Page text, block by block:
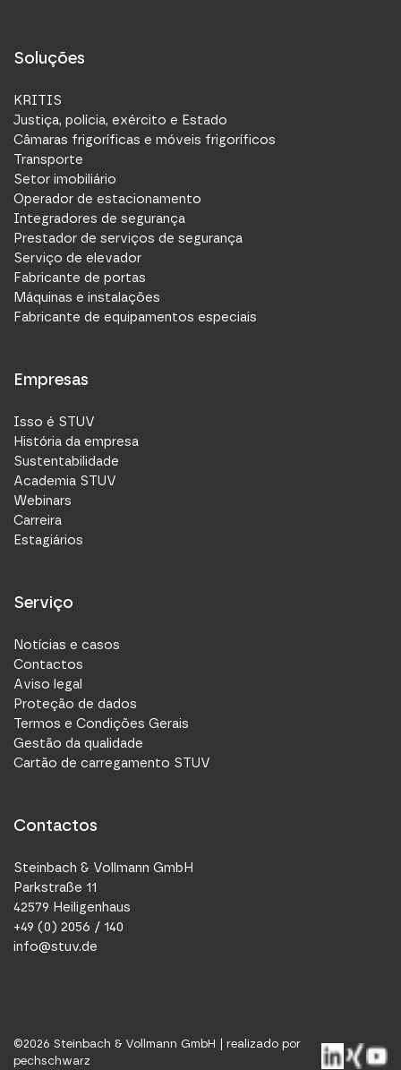
Soluções
KRITIS
Justiça, polícia, exército e Estado
Câmaras frigoríficas e móveis frigoríficos
Transporte
Setor imobiliário
Operador de estacionamento
Integradores de segurança
Prestador de serviços de segurança
Serviço de elevador
Fabricante de portas
Máquinas e instalações
Fabricante de equipamentos especiais
Empresas
Isso é STUV
História da empresa
Sustentabilidade
Academia STUV
Webinars
Carreira
Estagiários
Serviço
Notícias e casos
Contactos
Aviso legal
Proteção de dados
Termos e Condições Gerais
Gestão da qualidade
Cartão de carregamento STUV
Contactos
Steinbach & Vollmann GmbH
Parkstraße 11
42579 Heiligenhaus
+49 (0) 2056 / 140
info@stuv.de
©2026 Steinbach & Vollmann GmbH | realizado por
pechschwarz